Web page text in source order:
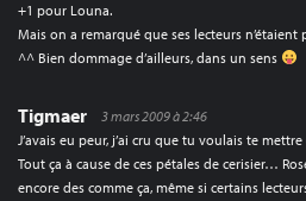
+1 pour Louna.
Mais on a remarqué que ses lecteurs n’étaient
^^ Bien dommage d’ailleurs, dans un sens
Tigmaer
3 mars 2009 à 2:46
J’avais eu peur, j’ai cru que tu voulais te
Tout ça à cause de ces pétales de cerisier…
encore des comme ça, même si certains